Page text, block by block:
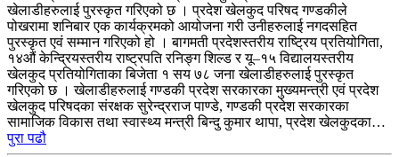
खेलाडीहरुलाई पुरस्कृत गरिएको छ । प्रदेश खेलकुद परिषद गण्डकीले
पोखरामा शनिबार एक कार्यक्रमको आयोजना गरी उनीहरुलाई नगदसहित
पुरस्कृत एवं सम्मान गरिएको हो । बागमती प्रदेशस्तरीय राष्ट्रिय प्रतियोगिता,
१४औं केन्द्रियस्तरीय राष्ट्रपति रनिङ्ग शिल्ड र यू–१५ विद्यालयस्तरीय
खेलकुद प्रतियोगिताका बिजेता १ सय ७८ जना खेलाडीहरुलाई पुरस्कृत
गरिएको छ । खेलाडीहरुलाई गण्डकी प्रदेश सरकारका मुख्यमन्त्री एवं प्रदेश
खेलकुद परिषदका संरक्षक सुरेन्द्रराज पाण्डे, गण्डकी प्रदेश सरकारका
सामाजिक विकास तथा स्वास्थ्य मन्त्री बिन्दु कुमार थापा, प्रदेश खेलकुदका…
पुरा पढौ